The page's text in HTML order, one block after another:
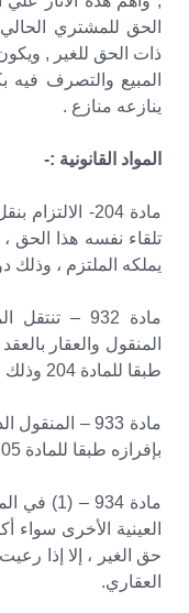
الحق للمشتري
ذات الحق للغير ,
المبيع والتصرف فيه
ينازعه منازع .
المواد القانونية :-
مادة 204-
تلقاء نفسه هذا الحق ،
يملكه الملتزم ، وذلك
مادة 932 –
المنقول والعقار
طبقا للمادة 204 وذلك مع مراعاة النصوص الآتية .
مادة 933 –
بإفرازه طبقا للمادة 205 .
مادة 934
العينية الأخرى سواء
حق الغير ، إلا إذا
العقاري.